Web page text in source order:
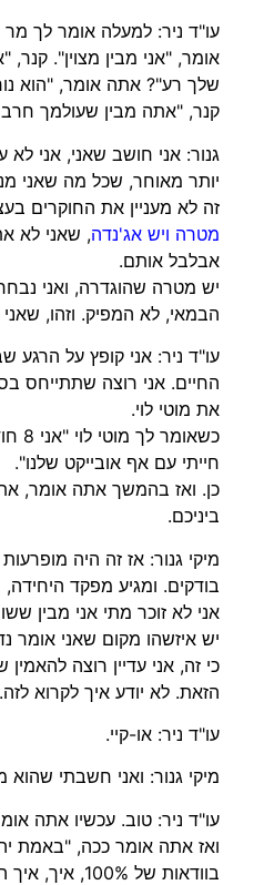
עו"ד ניר: למעלה אומר לך
אומר, "אני מבין מצוין".
שלך רע"? אתה אומר, "הוא
קנר, "אתה מבין שעולמך
גנור: אני חושב שאני, אני
יותר מאוחר, שכל מה שאני
זה לא מעניין את החוקרים
מטרה ויש אג'נדה, שאני לא
אבלבל אותם.
יש מטרה שהוגדרה, ואני
הבמאי, לא המפיק. וזהו,
עו"ד ניר: אני קופץ על הרגע
החיים. אני רוצה שתתייחס
את מוטי לוי.
חייתי עם אף אובייקט שלנו".
כן. ואז בהמשך אתה אומר,
ביניכם.
בודקים. ומגיע מפקד
אני לא זוכר מתי אני מבין
יש איזשהו מקום שאני אומר
כי זה, אני עדיין רוצה
הזאת. לא יודע איך לקרוא לזה.
עו"ד ניר: או-קיי.
מיקי גנור: ואני חשבתי
עו"ד ניר: טוב. עכשיו אתה
ואז אתה אומר ככה, "באמת
בוודאות של